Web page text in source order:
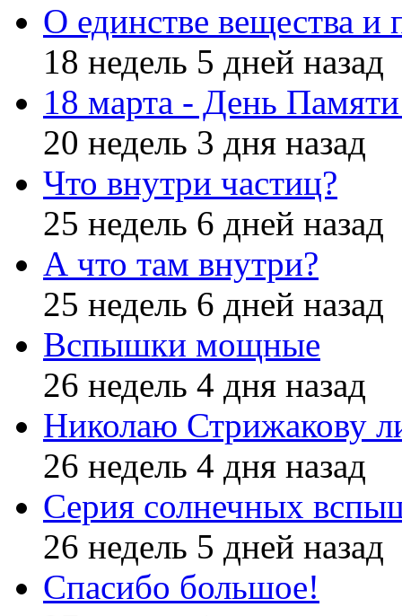
О единстве вещества и
18 недель 5 дней назад
18 марта - День
20 недель 3 дня назад
Что внутри частиц?
25 недель 6 дней назад
А что там внутри?
25 недель 6 дней назад
Вспышки мощные
26 недель 4 дня назад
Николаю Стрижакову
26 недель 4 дня назад
Серия солнечных
26 недель 5 дней назад
Спасибо большое!